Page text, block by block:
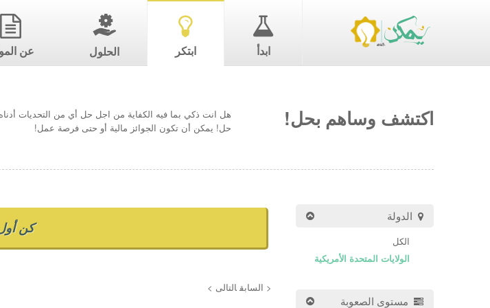
ابدأ ابتكر الحلول عن
اكتشف وساهم بحل!
هل انت ذكي بما فيه الكفاية من اجل حل أي من التحديات
حل! يمكن أن تكون الجوائز مالية أو حتى فرصة عمل!
الدولة
الكل
الولايات المتحدة الأمريكية
مستوى الصعوبة
كن
< السابق التالى >